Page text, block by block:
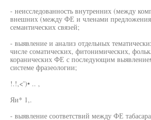
- неисследованность внутренних (между
внешних (между ФЕ и членами
семантических связей;
- выявление и анализ отдельных
числе соматических, фитонимических,
коранических ФЕ с последующим
системе фразеологии;
!.!,<')• .. ,
Яи* 1,.
- выявление соответствий между ФЕ